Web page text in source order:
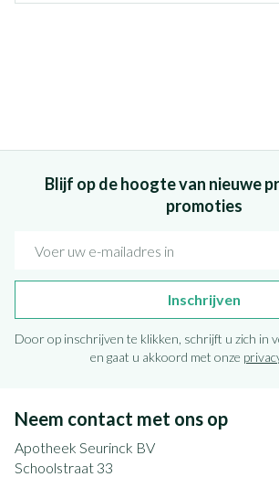
Blijf op de hoogte van nieuwe
promoties
Inschrijven
Door op inschrijven te klikken, schrijft u zich in
en gaat u akkoord met onze
Neem contact met ons op
Apotheek Seurinck BV
Schoolstraat 33